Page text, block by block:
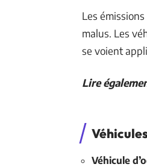
Les
malus. Les
se voient
Lire
Véhicule